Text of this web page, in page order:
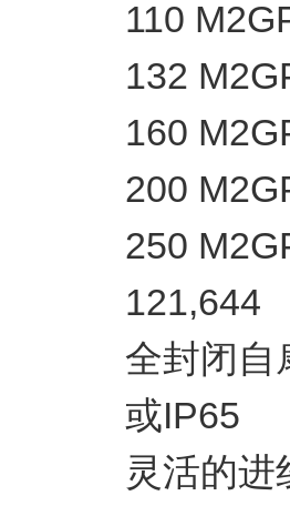
110
132
160
200
250
121,644
全封闭自
或IP65
灵活的进